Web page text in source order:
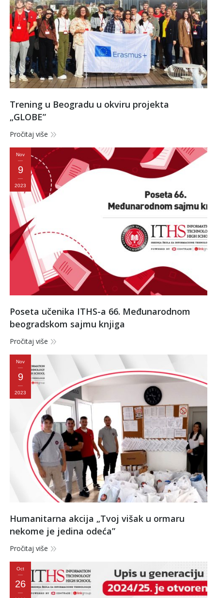
Trening u Beogradu u okviru projekta
„GLOBE”
Pročitaj više
Nov
9
2023
Poseta učenika ITHS-a 66. Međunarodnom
beogradskom sajmu knjiga
Pročitaj više
Nov
9
2023
Humanitarna akcija „Tvoj višak u ormaru
nekome je jedina odeća”
Pročitaj više
Oct
26